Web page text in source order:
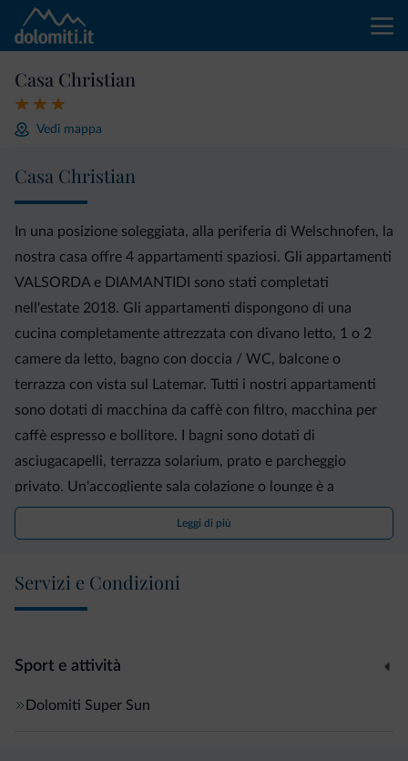
Casa Christian
Vedi mappa
Casa Christian
In una posizione soleggiata, alla periferia di Welschnofen, la
nostra casa offre 4 appartamenti spaziosi. Gli appartamenti
VALSORDA e DIAMANTIDI sono stati completati
nell'estate 2018. Gli appartamenti dispongono di una
cucina completamente attrezzata con divano letto, 1 o 2
camere da letto, bagno con doccia / WC, balcone o
terrazza con vista sul Latemar. Tutti i nostri appartamenti
sono dotati di macchina da caffè con filtro, macchina per
caffè espresso e bollitore. I bagni sono dotati di
asciugacapelli, terrazza solarium, prato e parcheggio
privato. Un'accogliente sala colazione o lounge è a
disposizione dei nostri ospiti.
In estate siamo un punto di partenza ideale per bellissime
facilmente le due zone sciistiche Carezza e Skicenter
Latemar.
Siamo lieti di ospitarVi!
Leggi di più
Servizi e Condizioni
Sport e attività
Dolomiti Super Sun